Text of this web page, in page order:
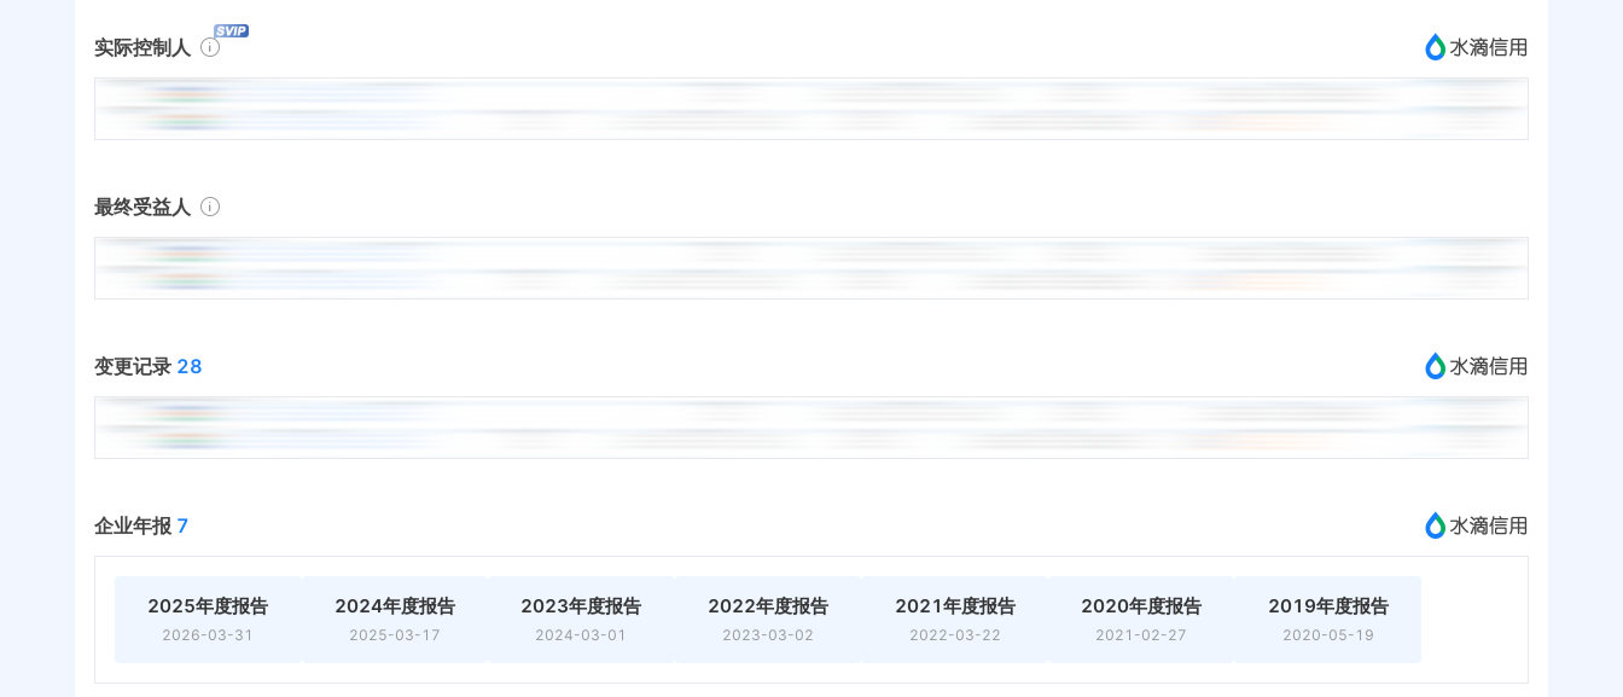
实际控制人
最终受益人
变更记录 28
企业年报 7
2025年度报告
2026-03-31
2024年度报告
2025-03-17
2023年度报告
2024-03-01
2022年度报告
2023-03-02
2021年度报告
2022-03-22
2020年度报告
2021-02-27
2019年度报告
2020-05-19